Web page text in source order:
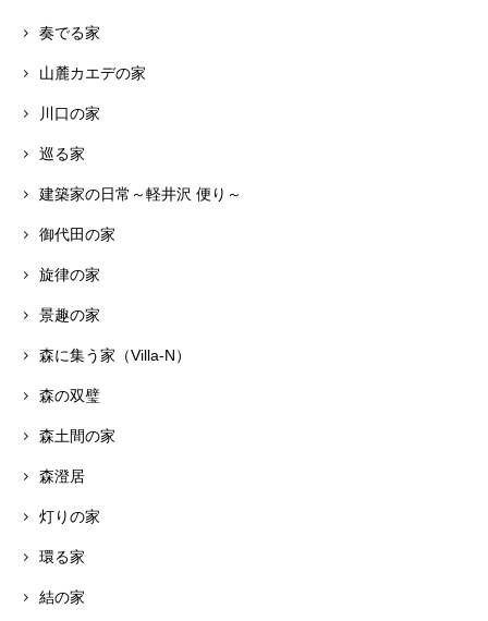
奏でる家
山麓カエデの家
川口の家
巡る家
建築家の日常～軽井沢 便り～
御代田の家
旋律の家
景趣の家
森に集う家（Villa-N）
森の双璧
森土間の家
森澄居
灯りの家
環る家
結の家